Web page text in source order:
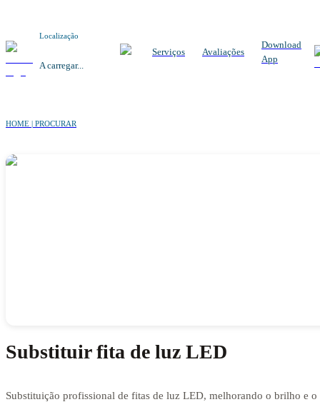
Localização
A carregar...
Serviços Avaliações
Download
App
HOME | PROCURAR
Substituir fita de luz LED
Substituição profissional de fitas de luz LED, melhorando o brilho e o